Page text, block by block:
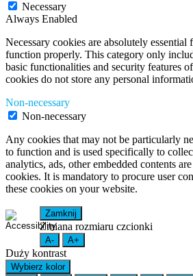
Necessary
Always Enabled
Necessary cookies are absolutely essential
function properly. This category only
basic functionalities and security features
cookies do not store any personal
Non-necessary
Non-necessary
Any cookies that may not be particularly
to function and is used specifically to
analytics, ads, other embedded contents
cookies. It is mandatory to procure user
these cookies on your website.
Zamknij
Zmiana rozmiaru czcionki
A- A+
Duży kontrast
Wybierz kolor